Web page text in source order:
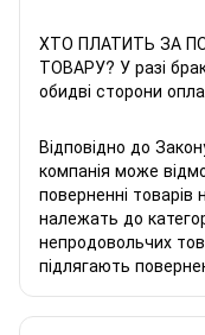
ХТО ПЛАТИТЬ ЗА
ТОВАРУ? У разі
обидві сторони
Відповідно до
компанія може
поверненні
належать до
непродовольчих
підлягають